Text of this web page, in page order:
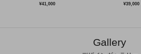
¥41,000 ¥39,000
Gallery